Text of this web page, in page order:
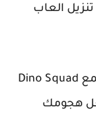
العاب
• التخصيص ، على الطراز الجوراسي. اجمع Dino Squad
هجومك